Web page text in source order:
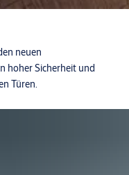
neuen
hoher Sicherheit und
Türen.